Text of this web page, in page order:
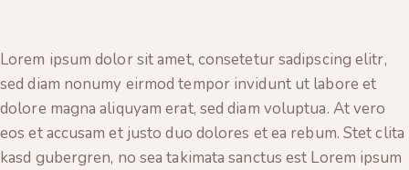
Lorem ipsum dolor sit amet, consetetur sadipscing elitr,
sed diam nonumy eirmod tempor invidunt ut labore et
dolore magna aliquyam erat, sed diam voluptua. At vero
eos et accusam et justo duo dolores et ea rebum. Stet clita
kasd gubergren, no sea takimata sanctus est Lorem ipsum